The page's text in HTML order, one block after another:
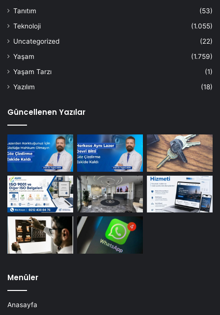
Tanıtım
(53)
Teknoloji
(1.055)
Uncategorized
(22)
Yaşam
(1.759)
Yaşam Tarzı
(1)
Yazılım
(18)
Güncellenen Yazılar
Menüler
Anasayfa